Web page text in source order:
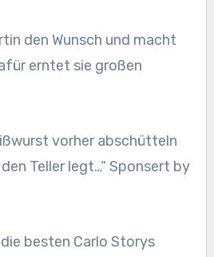
den Wunsch und macht
erntet sie großen
vorher abschütteln
Teller legt…“ Sponsert by
besten Carlo Storys